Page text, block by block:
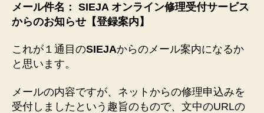
メール件名： SIEJA オンライン修理受付サービス
からのお知らせ【登録案内】
これが１通目のSIEJAからのメール案内になるか
と思います。
メールの内容ですが、ネットからの修理申込みを
受付しましたという趣旨のもので、文中のURLの